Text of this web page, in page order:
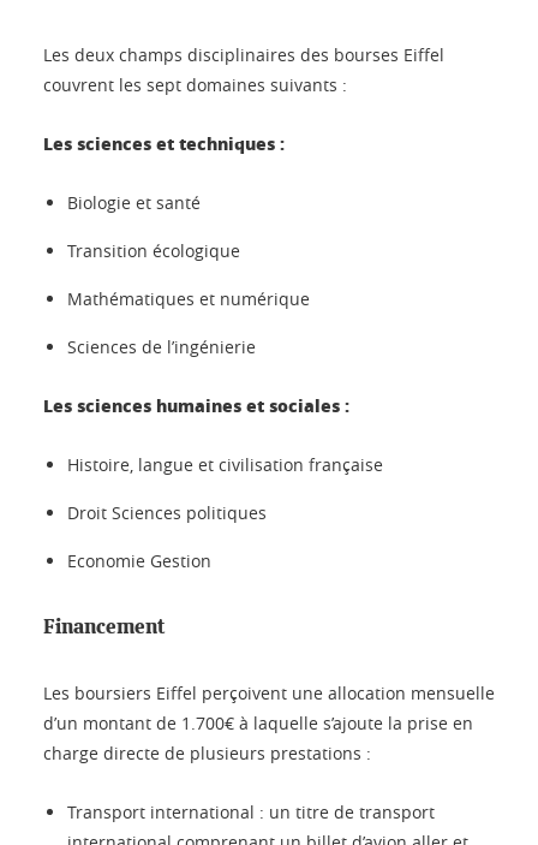
Les deux champs disciplinaires des bourses Eiffel
couvrent les sept domaines suivants :
Les sciences et techniques :
Biologie et santé
Transition écologique
Mathématiques et numérique
Sciences de l’ingénierie
Les sciences humaines et sociales :
Histoire, langue et civilisation française
Droit Sciences politiques
Economie Gestion
Financement
Les boursiers Eiffel perçoivent une allocation mensuelle
d’un montant de 1.700€ à laquelle s’ajoute la prise en
charge directe de plusieurs prestations :
Transport international : un titre de transport